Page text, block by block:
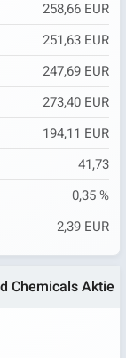
258,66 EUR
251,63 EUR
247,69 EUR
273,40 EUR
194,11 EUR
41,73
0,35 %
2,39 EUR
Chemicals Aktie